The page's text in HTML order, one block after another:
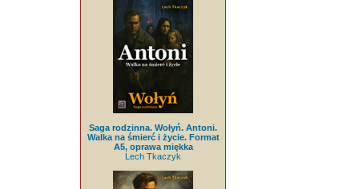
Saga rodzinna. Wołyń. Antoni.
Walka na śmierć i życie. Format
A5, oprawa miękka
Lech Tkaczyk